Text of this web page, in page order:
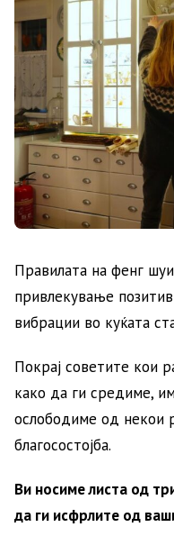
Правилата на фенг
привлекување
вибрации во куќата
Покрај советите кои
како да ги средиме,
ослободиме од некои
благосостојба.
Ви носиме листа од
да ги исфрлите од